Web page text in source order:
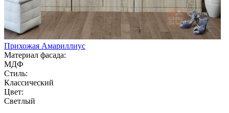
Прихожая Амариллиус
Материал фасада:
МДФ
Стиль:
Классический
Цвет:
Светлый